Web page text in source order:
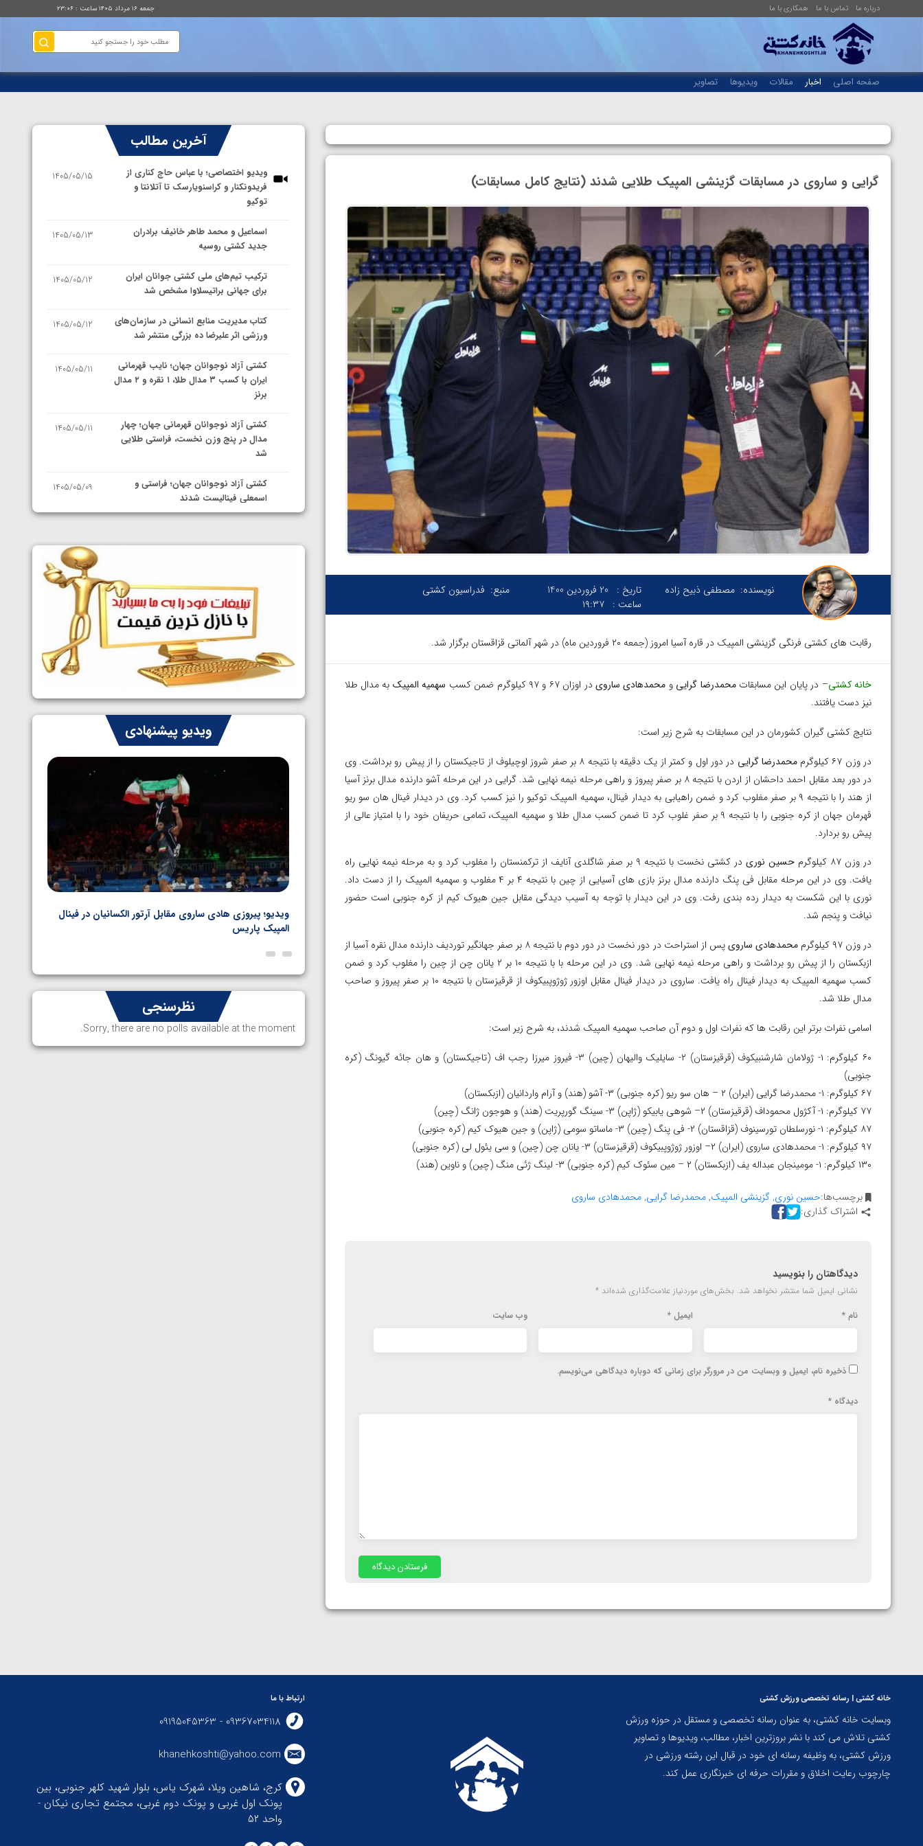
درباره ما تماس با ما همکاری با ما جمعه ۱۶ مرداد ۱۴۰۵ ساعت : ۲۳:۰۶
صفحه اصلی اخبار مقالات ویدیوها تصاویر
گرایی و ساروی در مسابقات گزینشی المپیک طلایی شدند (نتایج کامل مسابقات)
نویسنده: مصطفی ذبیح زاده تاریخ :
20 فروردین 1400
ساعت : ۱۹:۳۷
منبع: فدراسیون کشتی
رقابت های کشتی فرنگی گزینشی المپیک در قاره آسیا امروز (جمعه ۲۰ فروردین ماه) در شهر آلماتی قزاقستان برگزار شد.
خانه کشتی– در پایان این مسابقاتمحمدرضا گرایی و محمدهادی ساروی در اوزان ۶۷ و ۹۷ کیلوگرم ضمن کسب سهمیه المپیک به مدال طلا
نیز دست یافتند.
نتایج کشتی گیران کشورمان در این مسابقات به شرح زیر است:
در وزن ۶۷ کیلوگرم
محمدرضا گرایی
در دور اول و کمتر از یک دقیقه با نتیجه ۸ بر صفر شروز اوچیلوف از تاجیکستان را از پیش رو برداشت. وی
در دور بعد مقابل احمد داحشان از اردن با نتیجه ۸ بر صفر پیروز و راهی مرحله نیمه نهایی شد. گرایی در این مرحله آشو دارنده مدال برنز آسیا
از هند را با نتیجه ۹ بر صفر مغلوب کرد و ضمن راهیابی به دیدار فینال، سهمیه المپیک توکیو را نیز کسب کرد. وی در دیدار فینال هان سو ریو
قهرمان جهان از کره جنوبی را با نتیجه ۹ بر صفر غلوب کرد تا ضمن کسب مدال طلا و سهمیه المپیک، تمامی حریفان خود را با امتیاز عالی از
پیش رو بردارد.
در وزن ۸۷ کیلوگرم
حسین نوری
در کشتی نخست با نتیجه ۹ بر صفر شاگلدی آنایف از ترکمنستان را مغلوب کرد و به مرحله نیمه نهایی راه
یافت. وی در این مرحله مقابل فی پنگ دارنده مدال برنز بازی های آسیایی از چین با نتیجه ۴ بر ۴ مغلوب و سهمیه المپیک را از دست داد.
نوری با این شکست به دیدار رده بندی رفت. وی در این دیدار با توجه به آسیب دیدگی مقابل جین هیوک کیم از کره جنوبی است حضور
نیافت و پنجم شد.
در وزن ۹۷ کیلوگرم
محمدهادی ساروی
پس از استراحت در دور نخست در دور دوم با نتیجه ۸ بر صفر جهانگیر توردیف دارنده مدال نقره آسیا از
ازبکستان را از پیش رو برداشت و راهی مرحله نیمه نهایی شد. وی در این مرحله با با نتیجه ۱۰ بر ۲ یانان چن از چین را مغلوب کرد و ضمن
کسب سهمیه المپیک به دیدار فینال راه یافت. ساروی در دیدار فینال مقابل اوزور ژوژوپبیکوف از قرقیزستان با نتیجه ۱۰ بر صفر پیروز و صاحب
مدال طلا شد.
اسامی نفرات برتر این رقابت ها که نفرات اول و دوم آن صاحب سهمیه المپیک شدند، به شرح زیر است:
۶۰ کیلوگرم: ۱- ژولامان شارشنبیکوف (قرقیزستان) ۲- سایلیک والیهان (چین) ۳- فیروز میرزا رجب اف (تاجیکستان) و هان جائه گیونگ (کره
جنوبی)
۶۷ کیلوگرم: ۱- محمدرضا گرایی (ایران) ۲ – هان سو ریو (کره جنوبی) ۳- آشو (هند) و آرام واردانیان (ازبکستان)
۷۷ کیلوگرم: ۱- آکژول محموداف (قرقیزستان) ۲– شوهی یابیکو (ژاپن) ۳- سینگ گورپریت (هند) و هوجون ژانگ (چین)
۸۷ کیلوگرم: ۱- نورسلطان تورسینوف (قزاقستان) ۲- فی پنگ (چین) ۳- ماساتو سومی (ژاپن) و جین هیوک کیم (کره جنوبی)
۹۷ کیلوگرم: ۱- محمدهادی ساروی (ایران) ۲– اوزور ژوژوپبیکوف (قرقیزستان) ۳- یانان چن (چین) و سی یئول لی (کره جنوبی)
۱۳۰ کیلوگرم: ۱- مومینجان عبداله یف (ازبکستان) ۲ – مین سئوک کیم (کره جنوبی) ۳- لینگ ژئی منگ (چین) و ناوین (هند)
برچسب‌ها:حسین نوری,گزینشی المپیک,محمدرضا گرایی,محمدهادی ساروی
اشتراک گذاری:
دیدگاهتان را بنویسید
نشانی ایمیل شما منتشر نخواهد شد. بخش‌های موردنیاز علامت‌گذاری شده‌اند *
نام * ایمیل* وب‌ سایت
ذخیره نام، ایمیل و وبسایت من در مرورگر برای زمانی که دوباره دیدگاهی می‌نویسم.
دیدگاه *
آخرین مطالب
ویدیو اختصاصی؛ با عباس حاج کناری از
فریدونکنار و کراسنویارسک تا آتلانتا و
توکیو
1405/05/15
اسماعیل و محمد طاهر خانیف برادران
جدید کشتی روسیه
1405/05/13
ترکیب تیم‌های ملی کشتی جوانان ایران
برای جهانی براتیسلاوا مشخص شد
1405/05/12
کتاب مدیریت منابع انسانی در سازمان‌های
ورزشی اثر علیرضا ده بزرگی منتشر شد
1405/05/12
کشتی آزاد نوجوانان جهان؛ نایب قهرمانی
ایران با کسب ۳ مدال طلا، ۱ نقره و ۲ مدال
برنز
1405/05/11
کشتی آزاد نوجوانان قهرمانی جهان؛ چهار
مدال در پنج وزن نخست، فراستی طلایی
شد
1405/05/11
کشتی آزاد نوجوانان جهان؛ فراستی و
اسمعلی فینالیست شدند
1405/05/09
نمایندگان ایران مشخص شدند
سوم برای ایران
1405/05/07
ایران چشم به راه چهار مدال در پنج وزن
دوم کشتی فرنگی نوجوانان جهان
1405/05/06
ویدیو پیشنهادی
امین میرزازاده
ویدیو؛ باخت امین کاویانی نژاد مقابل مالخاز آمویان از
ویدیو؛ پیروزی هادی ساروی مقابل آرتور الکسانیان در فینال
المپیک پاریس
نظرسنجی
Sorry, there are no polls available at the moment.
خانه کشتی | رسانه تخصصی ورزش کشتی
وبسایت خانه کشتی، به عنوان رسانه تخصصی و مستقل در حوزه ورزش
کشتی تلاش می کند با نشر بروزترین اخبار، مطالب، ویدیوها و تصاویر
ورزش کشتی، به وظیفه رسانه ای خود در قبال این رشته ورزشی در
چارچوب رعایت اخلاق و مقررات حرفه ای خبرنگاری عمل کند.
ارتباط با ما
09367034118 - 09195045363
khanehkoshti@yahoo.com
کرج، شاهین ویلا، شهرک یاس، بلوار شهید کلهر جنوبی، بین
پونک اول غربی و پونک دوم غربی، مجتمع تجاری نیکان -
واحد ۵۲